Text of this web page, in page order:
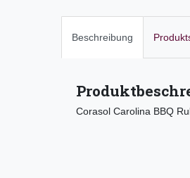
Beschreibung
Corasol Carolina BBQ